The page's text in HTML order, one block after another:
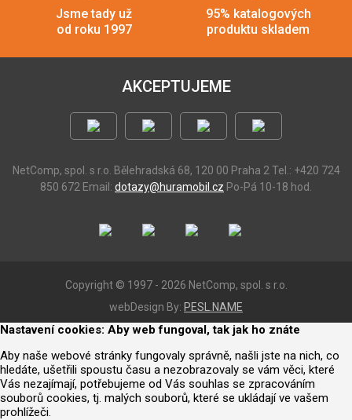
Jsme tady už
od roku 1997
95% katalogových
produktu skladem
AKCEPTUJEME
NetComp, spol. s r.o. Bělehradská 68, 120 00 Praha 2 Tel.: +420 724
850 672 Email: dotazy@huramobil.cz Po-Pá 10-18 hod.
Copyright © 1997 - 2026 NetComp, spol. s r.o.
webDesign By: PESL.NAME
Nastavení cookies: Aby web fungoval, tak jak ho znáte
Aby naše webové stránky fungovaly správně, našli jste na nich, co
hledáte, ušetřili spoustu času a nezobrazovaly se vám věci, které
Vás nezajímají, potřebujeme od Vás souhlas se zpracováním
souborů cookies, tj. malých souborů, které se ukládají ve vašem
prohlížeči.